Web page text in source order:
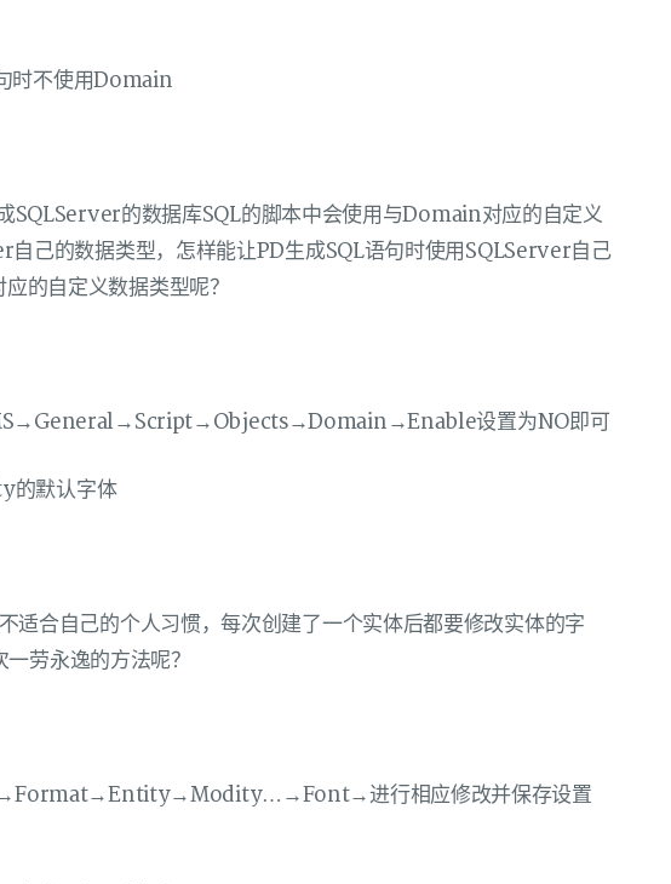
时不使用Domain
SQLServer的数据库SQL的脚本中会使用与Domain对应的自定义
己的数据类型，怎样能让PD生成SQL语句时使用SQLServer自己
的自定义数据类型呢？
设置为NO即可
的默认字体
合自己的个人习惯，每次创建了一个实体后都要修改实体的字
劳永逸的方法呢？
进行相应修改并保存设置